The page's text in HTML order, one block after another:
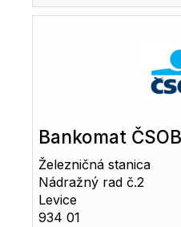
Bankomat ČSOB
Železničná stanica
Nádražný rad č.2
Levice
934 01